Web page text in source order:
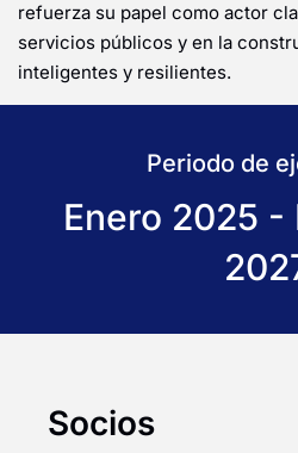
refuerza su papel como actor
servicios públicos y en la
inteligentes y resilientes.
Periodo de
Enero 2025
Socios